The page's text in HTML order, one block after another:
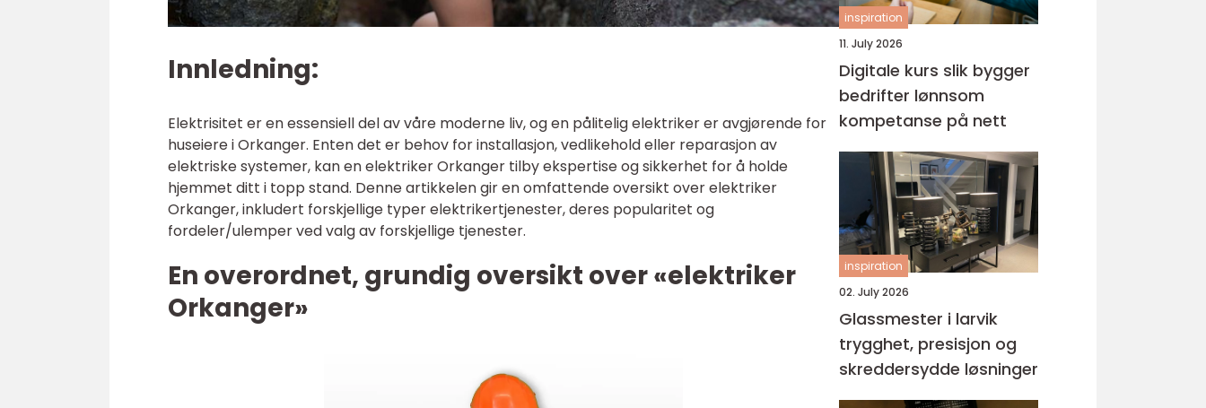
Innledning:
Elektrisitet er en essensiell del av våre moderne liv, og en pålitelig elektriker er avgjørende for
huseiere i Orkanger. Enten det er behov for installasjon, vedlikehold eller reparasjon av
elektriske systemer, kan en elektriker Orkanger tilby ekspertise og sikkerhet for å holde
hjemmet ditt i topp stand. Denne artikkelen gir en omfattende oversikt over elektriker
Orkanger, inkludert forskjellige typer elektrikertjenester, deres popularitet og
fordeler/ulemper ved valg av forskjellige tjenester.
En overordnet, grundig oversikt over «elektriker
Orkanger»
inspiration
11. July 2026
Digitale kurs slik bygger
bedrifter lønnsom
kompetanse på nett
inspiration
02. July 2026
Glassmester i larvik
trygghet, presisjon og
skreddersydde løsninger